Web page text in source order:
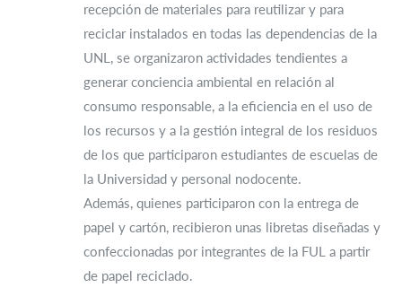
recepción de materiales para reutilizar y para
reciclar instalados en todas las dependencias de la
UNL, se organizaron actividades tendientes a
generar conciencia ambiental en relación al
consumo responsable, a la eficiencia en el uso de
los recursos y a la gestión integral de los residuos
de los que participaron estudiantes de escuelas de
la Universidad y personal nodocente.
Además, quienes participaron con la entrega de
papel y cartón, recibieron unas libretas diseñadas y
confeccionadas por integrantes de la FUL a partir
de papel reciclado.